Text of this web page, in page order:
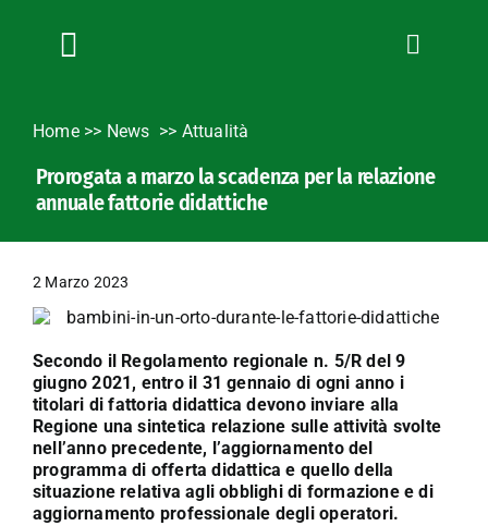
Toggle
News
Fotogallery
Lavora con noi
Contatti
Home>> News Attualità
Prorogata a marzo la scadenza per la relazione
annuale fattorie didattiche
2 Marzo 2023
Secondo il Regolamento regionale n. 5/R del 9
giugno 2021, entro il 31 gennaio di ogni anno i
titolari di fattoria didattica devono inviare alla
Regione una sintetica relazione sulle attività svolte
nell’anno precedente, l’aggiornamento del
programma di offerta didattica e quello della
situazione relativa agli obblighi di formazione e di
aggiornamento professionale degli operatori.